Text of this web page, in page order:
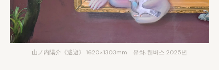
山ノ内陽介《逃避》 1620×1303mm 유화, 캔버스 2025년